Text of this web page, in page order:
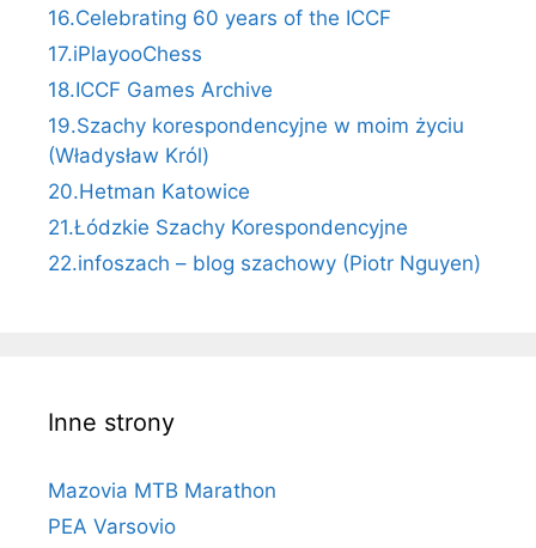
16.Celebrating 60 years of the ICCF
17.iPlayooChess
18.ICCF Games Archive
19.Szachy korespondencyjne w moim życiu
(Władysław Król)
20.Hetman Katowice
21.Łódzkie Szachy Korespondencyjne
22.infoszach – blog szachowy (Piotr Nguyen)
Inne strony
Mazovia MTB Marathon
PEA Varsovio